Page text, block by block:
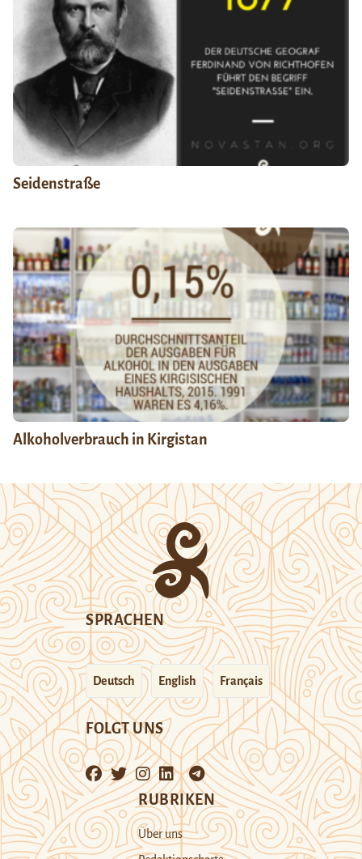
Seidenstraße
Alkoholverbrauch in Kirgistan
SPRACHEN
Deutsch English Français
FOLGT UNS
RUBRIKEN
Über uns